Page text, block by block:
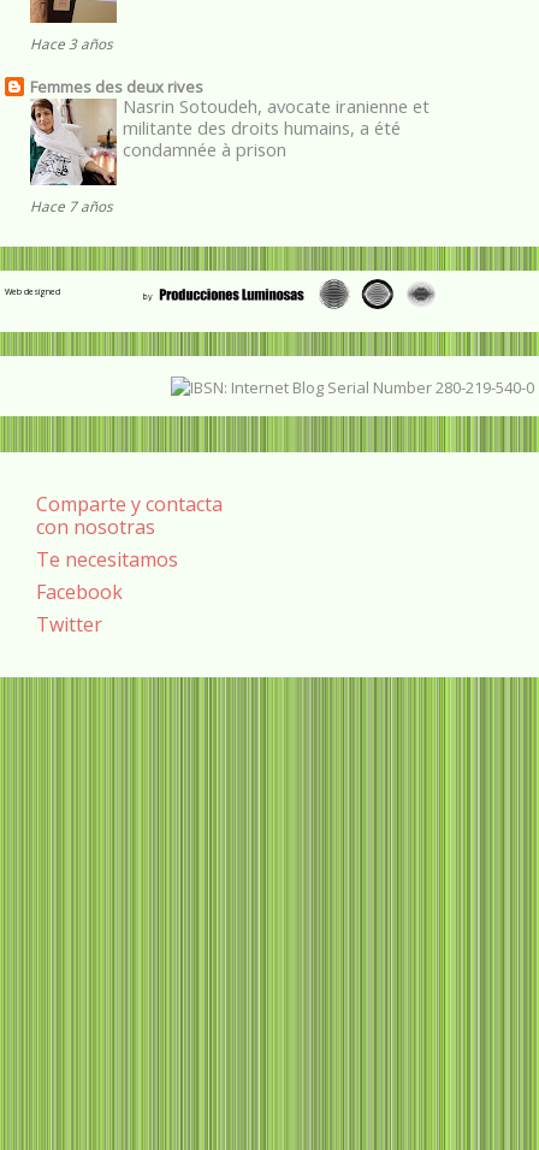
Hace 3 años
Femmes des deux rives
Nasrin Sotoudeh, avocate iranienne et
militante des droits humains, a été
condamnée à prison
Hace 7 años
Web designed
Comparte y contacta
con nosotras
Te necesitamos
Facebook
Twitter